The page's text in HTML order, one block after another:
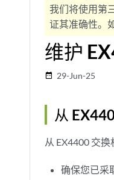
我们将使用第
证其准确性。
维护
date_range 29-Jun-25
从
从 EX4400 交换
确保您已采